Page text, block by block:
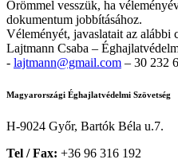
Örömmel vesszük, ha
dokumentum jobbításához.
Véleményét, javaslatait az alábbi
Lajtmann Csaba –
- lajtmann@gmail.com – 30 232
Magyarországi Éghajlatvédelmi Szövetség
H-9024 Győr, Bartók Béla u.7.
Tel / Fax: +36 96 316 192